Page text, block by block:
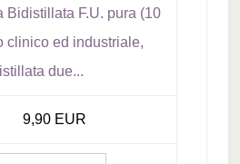
Bidistillata F.U. pura (10
clinico ed industriale,
due...
9,90 EUR